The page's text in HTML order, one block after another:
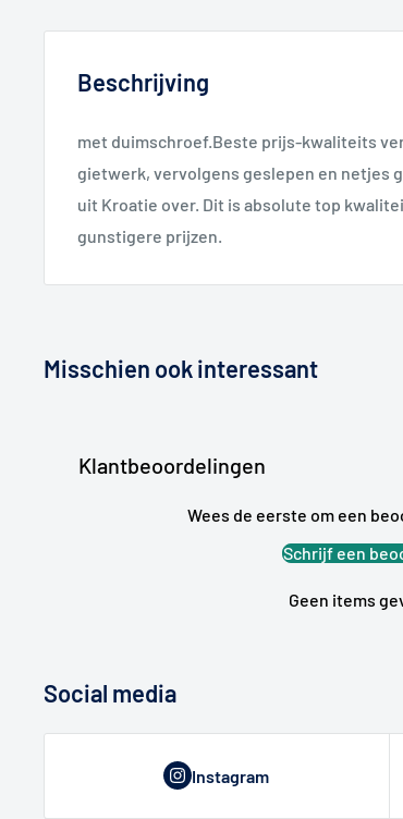
Beschrijving
met duimschroef.Beste prijs-kwaliteits
gietwerk, vervolgens geslepen en netjes
uit Kroatie over. Dit is absolute top
gunstigere prijzen.
Misschien ook interessant
Klantbeoordelingen
Wees de eerste om een
Schrijf een
Geen items
Social media
Instagram